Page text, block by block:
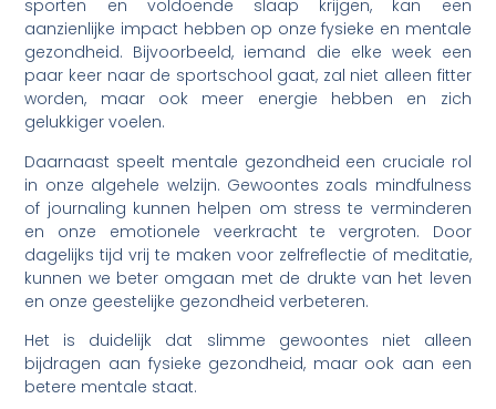
sporten en voldoende slaap krijgen, kan een
aanzienlijke impact hebben op onze fysieke en mentale
gezondheid. Bijvoorbeeld, iemand die elke week een
paar keer naar de sportschool gaat, zal niet alleen fitter
worden, maar ook meer energie hebben en zich
gelukkiger voelen.
Daarnaast speelt mentale gezondheid een cruciale rol
in onze algehele welzijn. Gewoontes zoals mindfulness
of journaling kunnen helpen om stress te verminderen
en onze emotionele veerkracht te vergroten. Door
dagelijks tijd vrij te maken voor zelfreflectie of meditatie,
kunnen we beter omgaan met de drukte van het leven
en onze geestelijke gezondheid verbeteren.
Het is duidelijk dat slimme gewoontes niet alleen
bijdragen aan fysieke gezondheid, maar ook aan een
betere mentale staat.